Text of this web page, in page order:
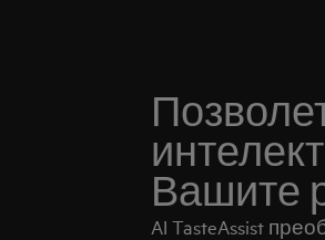
Вашите
AI TasteAssist